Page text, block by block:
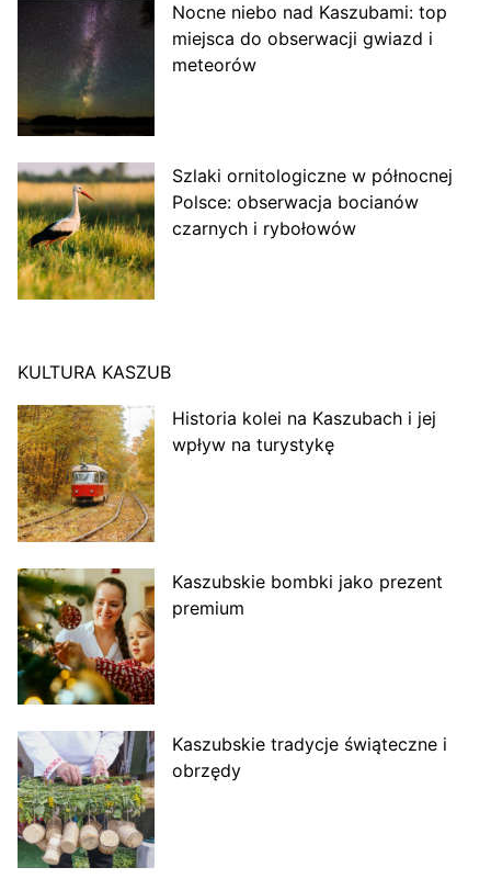
Nocne niebo nad Kaszubami: top
miejsca do obserwacji gwiazd i
meteorów
Szlaki ornitologiczne w północnej
Polsce: obserwacja bocianów
czarnych i rybołowów
KULTURA KASZUB
Historia kolei na Kaszubach i jej
wpływ na turystykę
Kaszubskie bombki jako prezent
premium
Kaszubskie tradycje świąteczne i
obrzędy